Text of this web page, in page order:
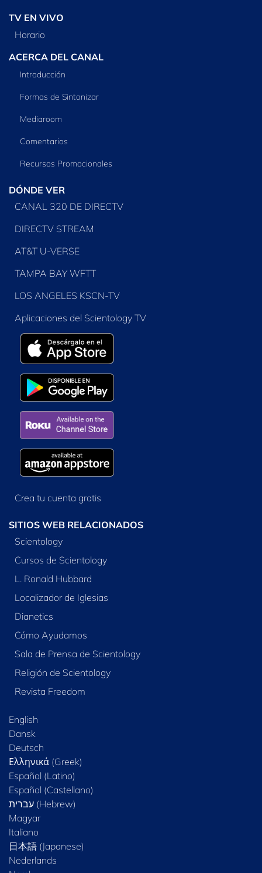
TV EN VIVO
Horario
ACERCA DEL CANAL
Introducción
Formas de Sintonizar
Mediaroom
Comentarios
Recursos Promocionales
DÓNDE VER
CANAL 320 DE DIRECTV
DIRECTV STREAM
AT&T U-VERSE
TAMPA BAY WFTT
LOS ANGELES KSCN-TV
Aplicaciones del Scientology TV
Crea tu cuenta gratis
SITIOS WEB RELACIONADOS
Scientology
Cursos de Scientology
L. Ronald Hubbard
Localizador de Iglesias
Dianetics
Cómo Ayudamos
Sala de Prensa de Scientology
Religión de Scientology
Revista Freedom
English
Dansk
Deutsch
Ελληνικά (Greek)
Español (Latino)
Español (Castellano)
Magyar
Italiano
日本語 (Japanese)
Nederlands